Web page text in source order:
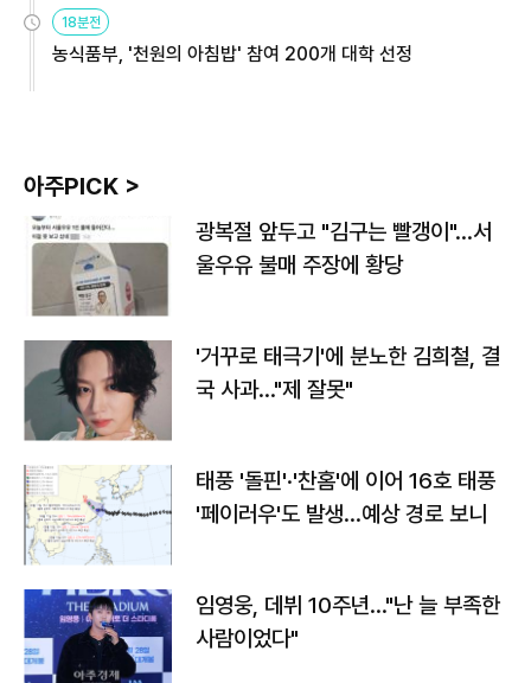
18분전
농식품부, '천원의 아침밥' 참여 200개 대학 선정
아주PICK >
광복절 앞두고 "김구는 빨갱이"…서
울우유 불매 주장에 황당
'거꾸로 태극기'에 분노한 김희철, 결
국 사과…"제 잘못"
태풍 '돌핀'·'찬홈'에 이어 16호 태풍
'페이러우'도 발생…예상 경로 보니
임영웅, 데뷔 10주년…"난 늘 부족한
사람이었다"